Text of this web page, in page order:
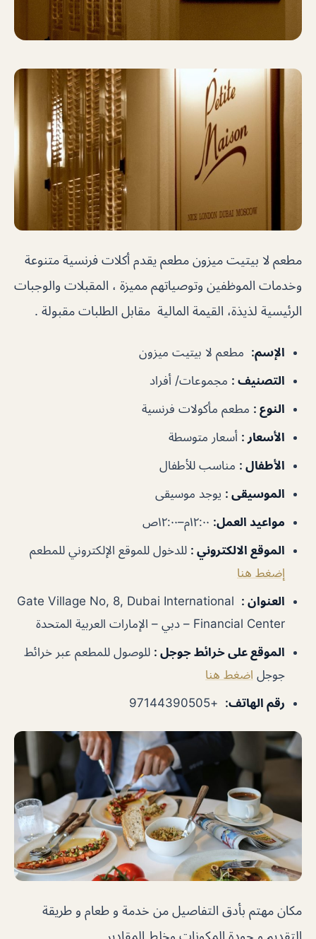
مطعم لا بيتيت ميزون مطعم يقدم أكلات فرنسية متنوعة
وخدمات الموظفين وتوصياتهم مميزة ، المقبلات والوجبات
الرئيسية لذيذة، القيمة المالية مقابل الطلبات مقبولة .
الإسم: مطعم لا بيتيت ميزون
التصنيف : مجموعات/ أفراد
النوع : مطعم مأكولات فرنسية
الأسعار : أسعار متوسطة
الأطفال : مناسب للأطفال
الموسيقى : يوجد موسيقى
مواعيد العمل:
الموقع الالكتروني : للدخول للموقع الإلكتروني للمطعم
إضغط هنا
العنوان :
Gate Village No, 8, Dubai International
Financial Center – دبي – الإمارات العربية المتحدة
الموقع على خرائط جوجل : للوصول للمطعم عبر خرائط
جوجل اضغط هنا
رقم الهاتف:
+97144390505
مكان مهتم بأدق التفاصيل من خدمة و طعام و طريقة
التقديم و جودة المكونات وخلط المقادير